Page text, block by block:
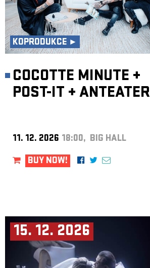
KOPRODUKCE ►
COCOTTE MINUTE +
POST-IT + ANTEATER
11. 12. 2026 18:00, BIG HALL
BUY NOW!
15. 12. 2026